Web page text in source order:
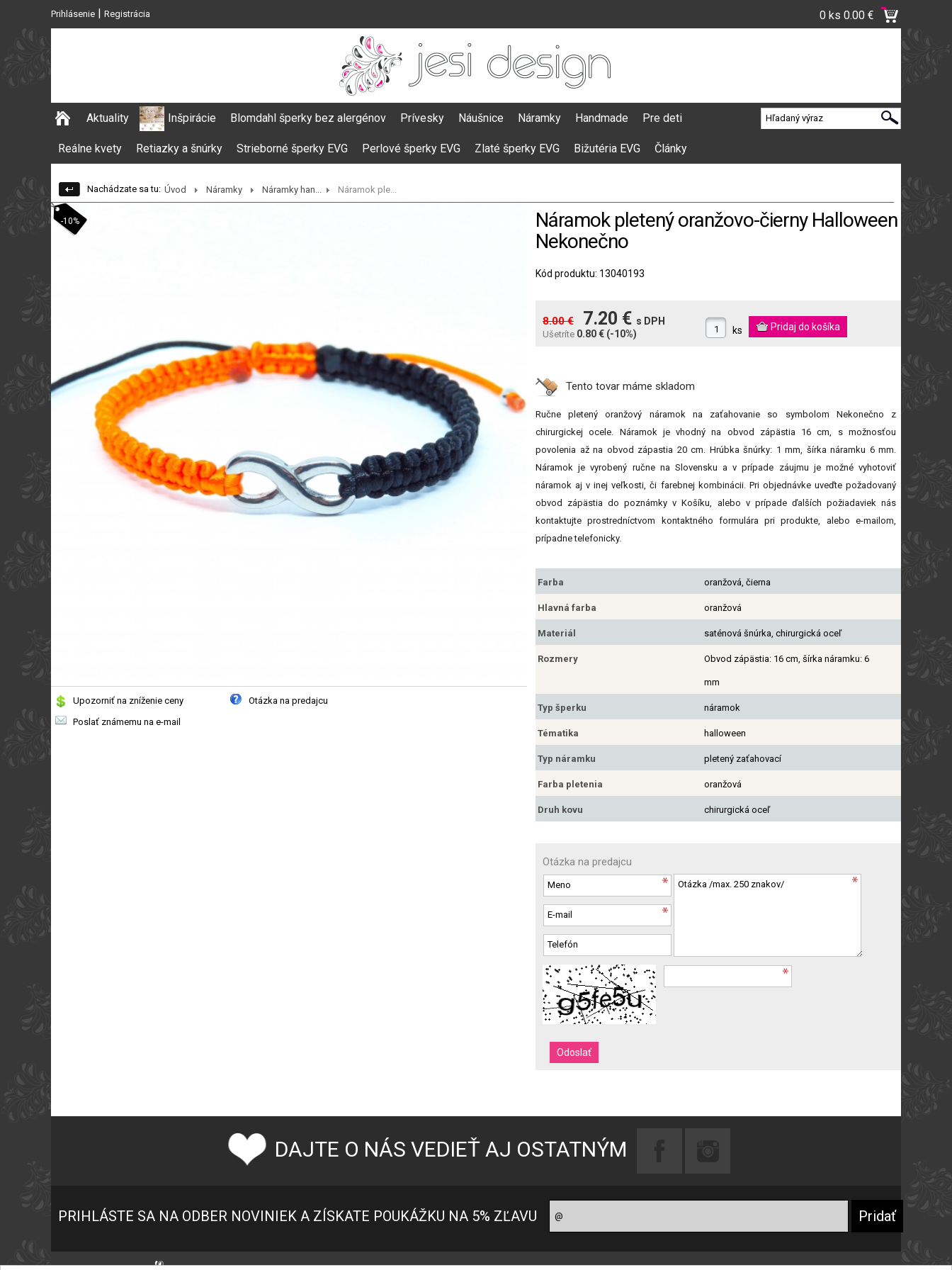
Prihlásenie | Registrácia 0 ks 0.00 €
Aktuality Inšpirácie Blomdahl šperky bez alergénov Prívesky Náušnice Náramky Handmade Pre deti
Reálne kvety Retiazky a šnúrky Strieborné šperky EVG Perlové šperky EVG Zlaté šperky EVG Bižutéria EVG Články
Nachádzate sa tu: Úvod Náramky Náramky han... Náramok ple...
-10%
Upozorniť na zníženie ceny
Otázka na predajcu
Poslať známemu na e-mail
Náramok pletený oranžovo-čierny Halloween
Nekonečno
Kód produktu: 13040193
8.00 € 7.20 € s DPH
Ušetríte 0.80 € (-10%) ks
Tento tovar máme skladom
Ručne pletený oranžový náramok na zaťahovanie so symbolom Nekonečno z
chirurgickej ocele. Náramok je vhodný na obvod zápästia 16 cm, s možnosťou
povolenia až na obvod zápastia 20 cm. Hrúbka šnúrky: 1 mm, šírka náramku 6 mm.
Náramok je vyrobený ručne na Slovensku a v prípade záujmu je možné vyhotoviť
náramok aj v inej veľkosti, či farebnej kombinácii. Pri objednávke uveďte požadovaný
obvod zápästia do poznámky v Košíku, alebo v prípade ďalších požiadaviek nás
kontaktujte prostredníctvom kontaktného formulára pri produkte, alebo e-mailom,
prípadne telefonicky.
Farba oranžová, čierna
Hlavná farba oranžová
Materiál saténová šnúrka, chirurgická oceľ
Rozmery Obvod zápästia: 16 cm, šírka náramku: 6
mm
Typ šperku náramok
Tématika halloween
Typ náramku pletený zaťahovací
Farba pletenia oranžová
Druh kovu chirurgická oceľ
Otázka na predajcu
DAJTE O NÁS VEDIEŤ AJ OSTATNÝM
PRIHLÁSTE SA NA ODBER NOVINIEK A ZÍSKATE POUKÁŽKU NA 5% ZĽAVU